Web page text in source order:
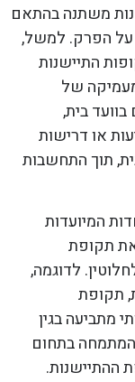
משתנה בהתאם
על הפרק. למשל,
התיישנות
של
בית,
או דרישות
תוך התחשבות
המיועדות
תקופת
לדוגמה,
תקופת
מתביעה בגין
המתמחה בתחום
ההתיישנות.